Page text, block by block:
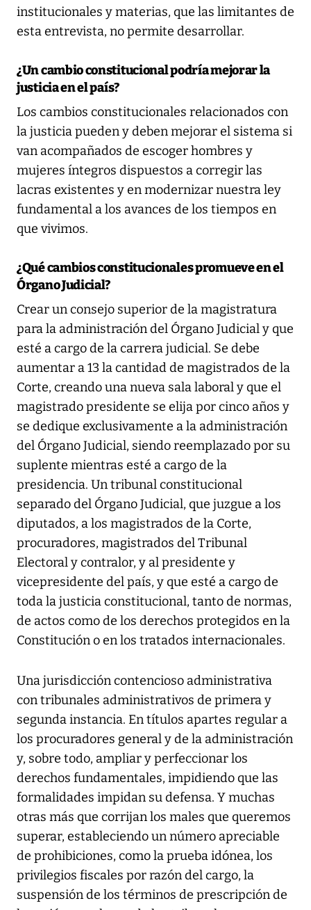
institucionales y materias, que las limitantes de
esta entrevista, no permite desarrollar.
¿Un cambio constitucional podría mejorar la
justicia en el país?
Los cambios constitucionales relacionados con
la justicia pueden y deben mejorar el sistema si
van acompañados de escoger hombres y
mujeres íntegros dispuestos a corregir las
lacras existentes y en modernizar nuestra ley
fundamental a los avances de los tiempos en
que vivimos.
¿Qué cambios constitucionales promueve en el
Órgano Judicial?
Crear un consejo superior de la magistratura
para la administración del Órgano Judicial y que
esté a cargo de la carrera judicial. Se debe
aumentar a 13 la cantidad de magistrados de la
Corte, creando una nueva sala laboral y que el
magistrado presidente se elija por cinco años y
se dedique exclusivamente a la administración
del Órgano Judicial, siendo reemplazado por su
suplente mientras esté a cargo de la
presidencia. Un tribunal constitucional
separado del Órgano Judicial, que juzgue a los
diputados, a los magistrados de la Corte,
procuradores, magistrados del Tribunal
Electoral y contralor, y al presidente y
vicepresidente del país, y que esté a cargo de
toda la justicia constitucional, tanto de normas,
de actos como de los derechos protegidos en la
Constitución o en los tratados internacionales.
Una jurisdicción contencioso administrativa
con tribunales administrativos de primera y
segunda instancia. En títulos apartes regular a
los procuradores general y de la administración
y, sobre todo, ampliar y perfeccionar los
derechos fundamentales, impidiendo que las
formalidades impidan su defensa. Y muchas
otras más que corrijan los males que queremos
superar, estableciendo un número apreciable
de prohibiciones, como la prueba idónea, los
privilegios fiscales por razón del cargo, la
suspensión de los términos de prescripción de